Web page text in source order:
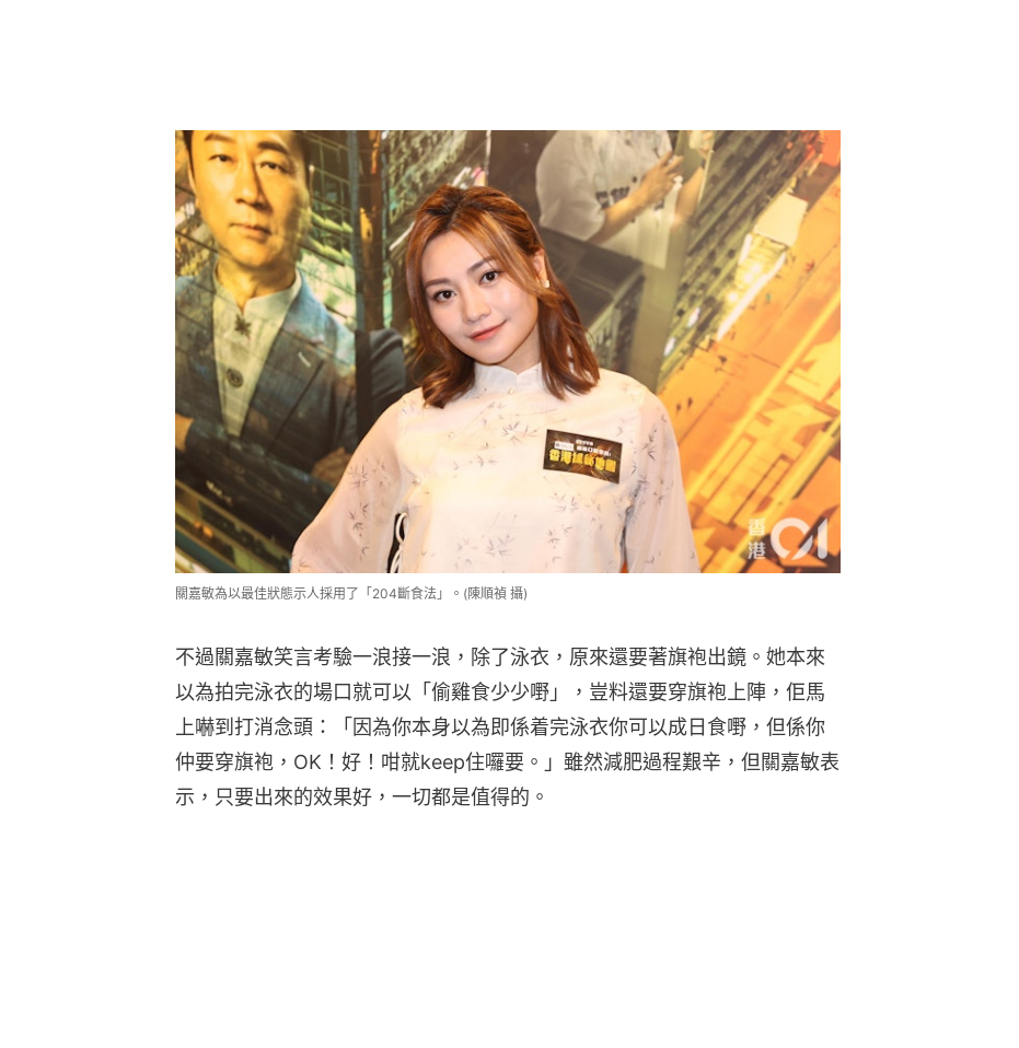
關嘉敏為以最佳狀態示人採用了「204斷食法」。(陳順禎 攝)
不過關嘉敏笑言考驗一浪接一浪，除了泳衣，原來還要著旗袍出鏡。她本來
以為拍完泳衣的場口就可以「偷雞食少少嘢」，豈料還要穿旗袍上陣，佢馬
上嚇到打消念頭：「因為你本身以為即係着完泳衣你可以成日食嘢，但係你
仲要穿旗袍，OK！好！咁就keep住囉要。」雖然減肥過程艱辛，但關嘉敏表
示，只要出來的效果好，一切都是值得的。